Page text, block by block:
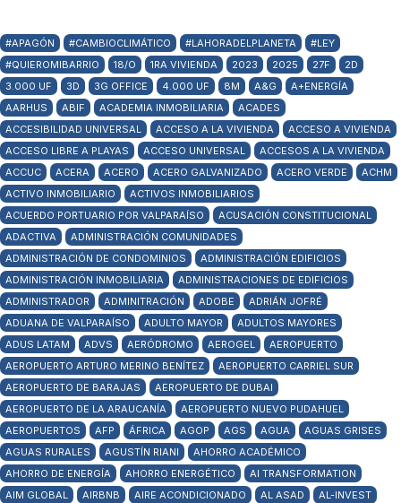
#APAGÓN #CAMBIOCLIMÁTICO #LAHORADELPLANETA
#LEY
#QUIEROMIBARRIO
18/O 1RA VIVIENDA 2023 2025 27F
2D
3.000 UF
3D 3G OFFICE 4.000 UF 8M A&G
A+ENERGÍA
AARHUS
ABIF ACADEMIA INMOBILIARIA
ACADES
ACCESIBILIDAD UNIVERSAL
ACCESO A LA VIVIENDA
ACCESO A VIVIENDA
ACCESO LIBRE A PLAYAS
ACCESO UNIVERSAL
ACCESOS A LA VIVIENDA
ACCUC
ACERA ACERO ACERO GALVANIZADO ACERO VERDE
ACHM
ACTIVO INMOBILIARIO
ACTIVOS INMOBILIARIOS
ACUERDO PORTUARIO POR VALPARAÍSO
ACUSACIÓN CONSTITUCIONAL
ADACTIVA
ADMINISTRACIÓN COMUNIDADES
ADMINISTRACIÓN DE CONDOMINIOS
ADMINISTRACIÓN EDIFICIOS
ADMINISTRACIÓN INMOBILIARIA
ADMINISTRACIONES DE EDIFICIOS
ADMINISTRADOR
ADMINITRACIÓN ADOBE
ADRIÁN JOFRÉ
ADUANA DE VALPARAÍSO
ADULTO MAYOR
ADULTOS MAYORES
ADUS LATAM
ADVS AERÓDROMO AEROGEL
AEROPUERTO
AEROPUERTO ARTURO MERINO BENÍTEZ
AEROPUERTO CARRIEL SUR
AEROPUERTO DE BARAJAS
AEROPUERTO DE DUBAI
AEROPUERTO DE LA ARAUCANÍA
AEROPUERTO NUEVO PUDAHUEL
AEROPUERTOS
AFP ÁFRICA AGOP AGS AGUA
AGUAS GRISES
AGUAS RURALES
AGUSTÍN RIANI
AHORRO ACADÉMICO
AHORRO DE ENERGÍA
AHORRO ENERGÉTICO
AI TRANSFORMATION
AIM GLOBAL
AIRBNB AIRE ACONDICIONADO AL ASAD
AL-INVEST